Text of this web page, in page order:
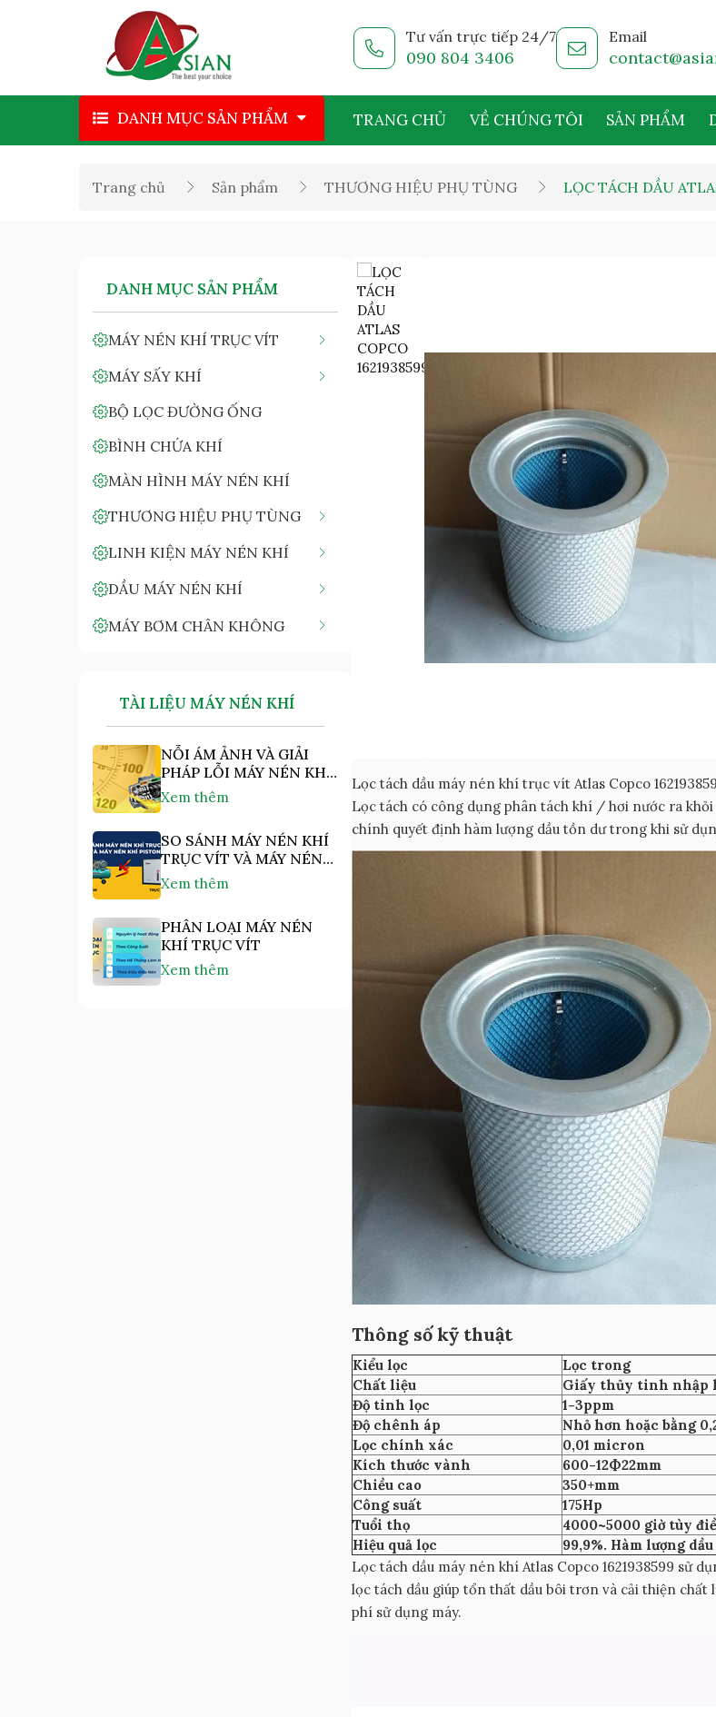
Tư vấn trực tiếp 24/7
090 804 3406
Email
DANH MỤC SẢN PHẨM TRANG CHỦ VỀ CHÚNG TÔI SẢN PHẨM
Trang chủ Sản phẩm THƯƠNG HIỆU PHỤ TÙNG LỌC TÁCH DẦU
DANH MỤC SẢN PHẨM
MÁY NÉN KHÍ TRỤC VÍT
MÁY SẤY KHÍ
BỘ LỌC ĐƯỜNG ỐNG
BÌNH CHỨA KHÍ
MÀN HÌNH MÁY NÉN KHÍ
THƯƠNG HIỆU PHỤ TÙNG
LINH KIỆN MÁY NÉN KHÍ
DẦU MÁY NÉN KHÍ
MÁY BƠM CHÂN KHÔNG
TÀI LIỆU MÁY NÉN KHÍ
NỖI ÁM ẢNH VÀ GIẢI
PHÁP LỖI MÁY NÉN KHÍ
"NHIỆT ĐỘ CAO"
Xem thêm
SO SÁNH MÁY NÉN KHÍ
TRỤC VÍT VÀ MÁY NÉN
KHÍ PISTON
Xem thêm
PHÂN LOẠI MÁY NÉN
KHÍ TRỤC VÍT
Xem thêm
Lọc tách dầu máy nén khí trục vít Atlas Copco
Lọc tách có công dụng phân tách khí / hơi nước ra
chính quyết định hàm lượng dầu tồn dư trong khi sử
Thông số kỹ thuật
Kiểu lọc
Lọc trong
Chất liệu
Giấy thủy tinh nhập
Độ tinh lọc
1-3ppm
Độ chênh áp
Nhỏ hơn hoặc bằng
Lọc chính xác
0,01 micron
Kích thước vành
600-12Ф22mm
Chiều cao
350+mm
Công suất
175Hp
Tuổi thọ
4000~5000 giờ tùy
Hiệu quả lọc
99,9%. Hàm lượng
Lọc tách dầu máy nén khí Atlas Copco 1621938599 sử
lọc tách dầu giúp tổn thất dầu bôi trơn và cải thiện
phí sử dụng máy.